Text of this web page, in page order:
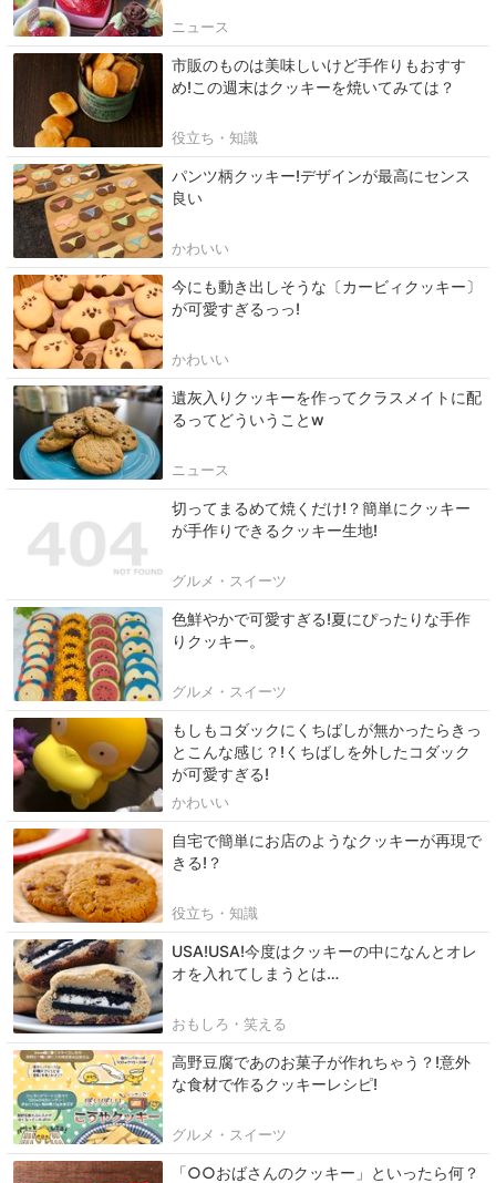
ニュース
市販のものは美味しいけど手作りもおすす
め!この週末はクッキーを焼いてみては？
役立ち・知識
パンツ柄クッキー!デザインが最高にセンス
良い
かわいい
今にも動き出しそうな〔カービィクッキー〕
が可愛すぎるっっ!
かわいい
遺灰入りクッキーを作ってクラスメイトに配
るってどういうことw
ニュース
切ってまるめて焼くだけ!？簡単にクッキー
が手作りできるクッキー生地!
グルメ・スイーツ
色鮮やかで可愛すぎる!夏にぴったりな手作
りクッキー。
グルメ・スイーツ
もしもコダックにくちばしが無かったらきっ
とこんな感じ？!くちばしを外したコダック
が可愛すぎる!
かわいい
自宅で簡単にお店のようなクッキーが再現で
きる!？
役立ち・知識
USA!USA!今度はクッキーの中になんとオレ
オを入れてしまうとは…
おもしろ・笑える
高野豆腐であのお菓子が作れちゃう？!意外
な食材で作るクッキーレシピ!
グルメ・スイーツ
「○○おばさんのクッキー」といったら何？